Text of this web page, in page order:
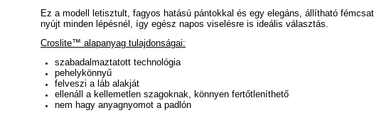
Ez a modell letisztult, fagyos hatású pántokkal és egy elegáns, állítható
nyújt minden lépésnél, így egész napos viselésre is ideális választás.
Croslite™ alapanyag tulajdonságai:
szabadalmaztatott technológia
pehelykönnyű
felveszi a láb alakját
ellenáll a kellemetlen szagoknak, könnyen fertőtleníthető
nem hagy anyagnyomot a padlón